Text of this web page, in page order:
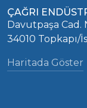
ÇAĞRI
Davutpaşa Cad.
34010 Topkapı/
Haritada Göster